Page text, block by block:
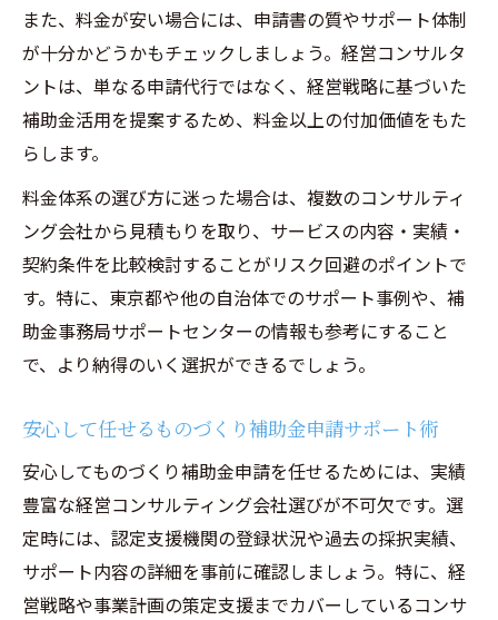
また、料金が安い場合には、申請書の質やサポート体制
が十分かどうかもチェックしましょう。経営コンサルタ
ントは、単なる申請代行ではなく、経営戦略に基づいた
補助金活用を提案するため、料金以上の付加価値をもた
らします。
料金体系の選び方に迷った場合は、複数のコンサルティ
ング会社から見積もりを取り、サービスの内容・実績・
契約条件を比較検討することがリスク回避のポイントで
す。特に、東京都や他の自治体でのサポート事例や、補
助金事務局サポートセンターの情報も参考にすること
で、より納得のいく選択ができるでしょう。
安心して任せるものづくり補助金申請サポート術
安心してものづくり補助金申請を任せるためには、実績
豊富な経営コンサルティング会社選びが不可欠です。選
定時には、認定支援機関の登録状況や過去の採択実績、
サポート内容の詳細を事前に確認しましょう。特に、経
営戦略や事業計画の策定支援までカバーしているコンサ